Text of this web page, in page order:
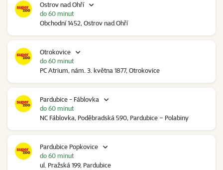
Ostrov nad Ohří
Obchodní 1452, Ostrov nad Ohří
do 60 minut
Otrokovice
PC Atrium, nám. 3. května 1877, Otrokovice
do 60 minut
Pardubice - Fáblovka
NC Fáblovka, Poděbradská 590, Pardubice – Polabiny
do 60 minut
Pardubice Popkovice
ul. Pražská 199, Pardubice
do 60 minut